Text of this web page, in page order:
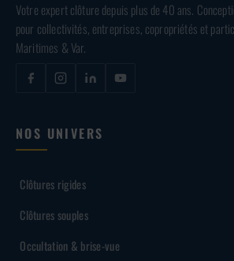
Votre expert clôture depuis plus de 40 ans.
pour collectivités, entreprises, copropriétés et
Maritimes & Var.
NOS UNIVERS
Clôtures rigides
Clôtures souples
Occultation & brise-vue